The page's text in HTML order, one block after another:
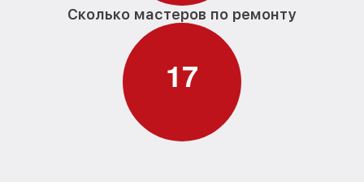
Сколько мастеров по ремонту
17